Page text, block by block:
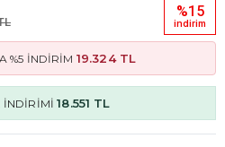
%15
i̇ndi̇ri̇m
%5 İNDİRİM 19.324 TL
İNDİRİMİ18.551 TL